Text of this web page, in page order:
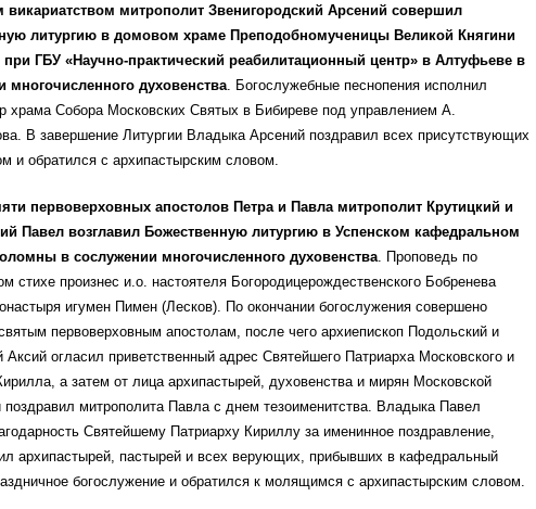
викариатством митрополит Звенигородский Арсений совершил
литургию в домовом храме Преподобномученицы Великой Княгини
при ГБУ «Научно-практический реабилитационный центр» в Алтуфьеве в
многочисленного духовенства. Богослужебные песнопения исполнил
храма Собора Московских Святых в Бибиреве под управлением А.
В завершение Литургии Владыка Арсений поздравил всех присутствующих
и обратился с архипастырским словом.
первоверховных апостолов Петра и Павла митрополит Крутицкий и
Павел возглавил Божественную литургию в Успенском кафедральном
в сослужении многочисленного духовенства. Проповедь по
стихе произнес и.о. настоятеля Богородицерождественского Бобренева
игумен Пимен (Лесков). По окончании богослужения совершено
первоверховным апостолам, после чего архиепископ Подольский и
Аксий огласил приветственный адрес Святейшего Патриарха Московского и
а затем от лица архипастырей, духовенства и мирян Московской
поздравил митрополита Павла с днем тезоименитства. Владыка Павел
Святейшему Патриарху Кириллу за именинное поздравление,
архипастырей, пастырей и всех верующих, прибывших в кафедральный
богослужение и обратился к молящимся с архипастырским словом.